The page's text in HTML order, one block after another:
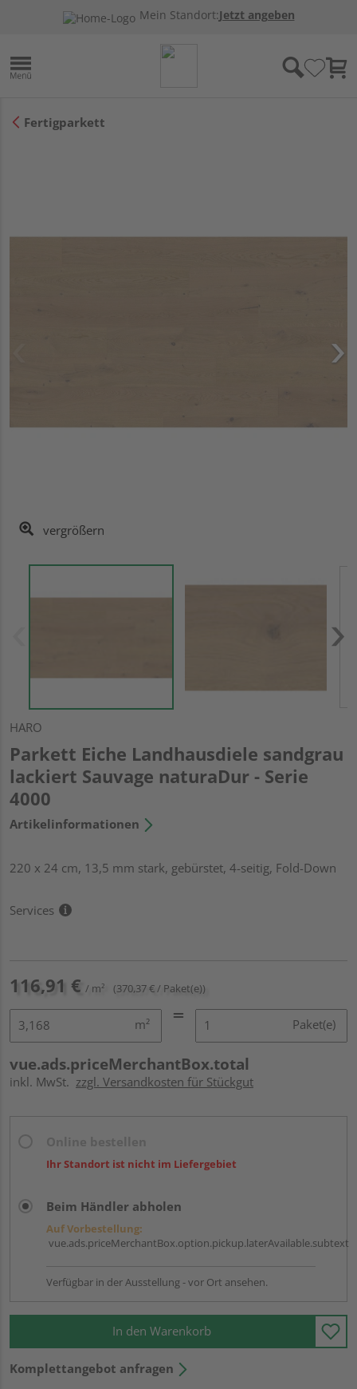
Mein Standort:Jetzt angeben
Fertigparkett
vergrößern
HARO
Parkett Eiche Landhausdiele sandgrau
lackiert Sauvage naturaDur - Serie
4000
Artikelinformationen
220 x 24 cm, 13,5 mm stark, gebürstet, 4-seitig, Fold-Down
Services
116,91 € / m² (370,37 € / Paket(e))
m² Paket(e)
vue.ads.priceMerchantBox.total
inkl. MwSt. zzgl. Versandkosten für Stückgut
Ihr Standort ist nicht im Liefergebiet
Beim Händler abholen
Auf Vorbestellung:
vue.ads.priceMerchantBox.option.pickup.laterAvailable.subtext
Verfügbar in der Ausstellung - vor Ort ansehen.
In den Warenkorb
Komplettangebot anfragen